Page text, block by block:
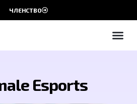
ЧЛЕНСТВО
Esports